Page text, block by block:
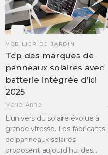
MOBILIER DE JARDIN
Top des marques de
panneaux solaires avec
batterie intégrée d’ici
2025
Marie-Anne
L’univers du solaire évolue à
grande vitesse. Les fabricants
de panneaux solaires
proposent aujourd’hui des…